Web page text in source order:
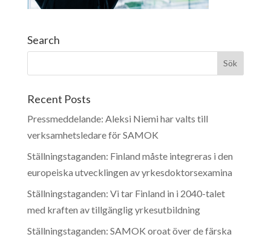
Search
Recent Posts
Pressmeddelande: Aleksi Niemi har valts till
verksamhetsledare för SAMOK
Ställningstaganden: Finland måste integreras i den
europeiska utvecklingen av yrkesdoktorsexamina
Ställningstaganden: Vi tar Finland in i 2040-talet
med kraften av tillgänglig yrkesutbildning
Ställningstaganden: SAMOK oroat över de färska